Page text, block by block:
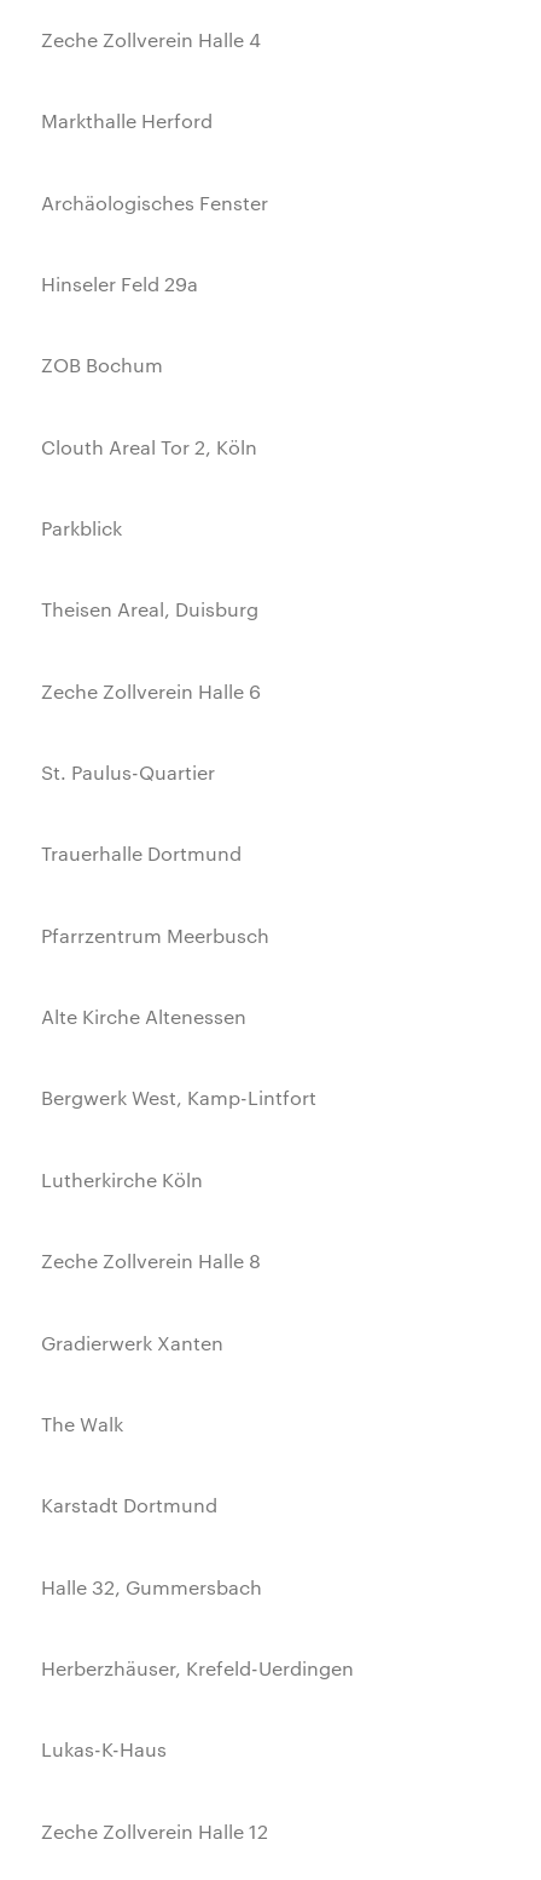
Zeche Zollverein Halle 4
Markthalle Herford
Archäologisches Fenster
Hinseler Feld 29a
ZOB Bochum
Clouth Areal Tor 2, Köln
Parkblick
Theisen Areal, Duisburg
Zeche Zollverein Halle 6
St. Paulus-Quartier
Trauerhalle Dortmund
Pfarrzentrum Meerbusch
Alte Kirche Altenessen
Bergwerk West, Kamp-Lintfort
Lutherkirche Köln
Zeche Zollverein Halle 8
Gradierwerk Xanten
The Walk
Karstadt Dortmund
Halle 32, Gummersbach
Herberzhäuser, Krefeld-Uerdingen
Lukas-K-Haus
Zeche Zollverein Halle 12